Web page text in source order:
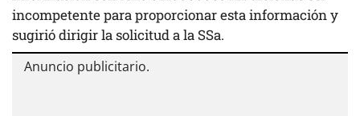
incompetente para proporcionar esta información y
sugirió dirigir la solicitud a la SSa.